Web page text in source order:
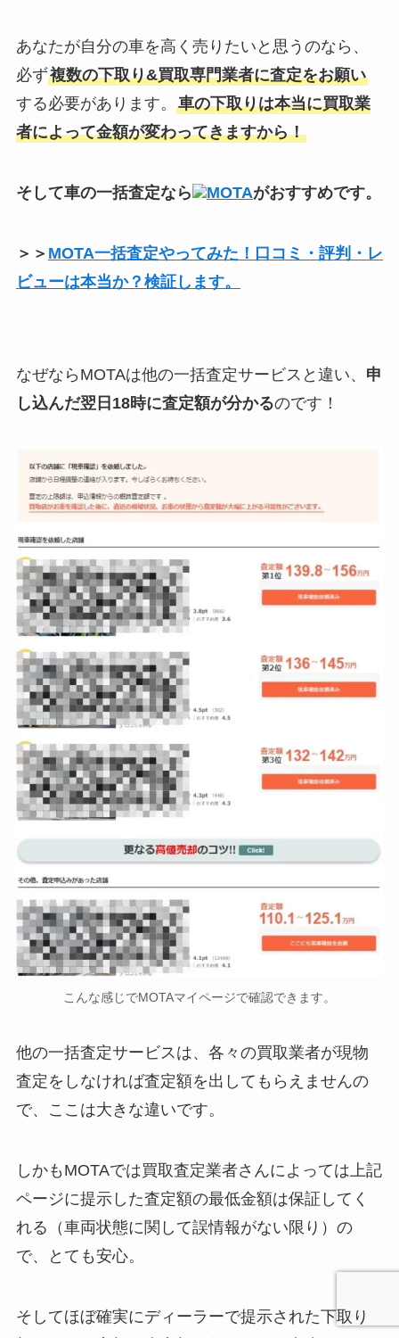
あなたが自分の車を高く売りたいと思うのなら、
必ず複数の下取り&買取専門業者に査定をお願い
する必要があります。 車の下取りは本当に買取業
者によって金額が変わってきますから！
そして車の一括査定なら MOTAがおすすめです。
＞＞ MOTA一括査定やってみた！口コミ・評判・レ
ビューは本当か？検証します。
なぜならMOTAは他の一括査定サービスと違い、 申
し込んだ翌日18時に査定額が分かるのです！
こんな感じでMOTAマイページで確認できます。
他の一括査定サービスは、各々の買取業者が現物
査定をしなければ査定額を出してもらえませんの
で、ここは大きな違いです。
しかもMOTAでは買取査定業者さんによっては上記
ページに提示した査定額の最低金額は保証してく
れる（車両状態に関して誤情報がない限り）の
で、とても安心。
そしてほぼ確実にディーラーで提示された下取り